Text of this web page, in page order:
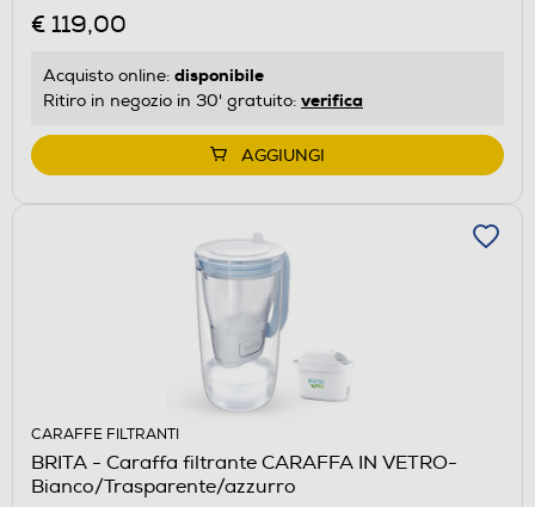
€ 119,00
Acquisto online: disponibile
Ritiro in negozio in 30' gratuito: verifica
AGGIUNGI
CARAFFE FILTRANTI
BRITA - Caraffa filtrante CARAFFA IN VETRO-
Bianco/Trasparente/azzurro